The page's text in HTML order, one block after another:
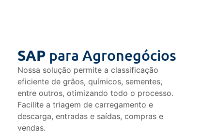
SAP para Agronegócios
Nossa solução permite a classificação
eficiente de grãos, químicos, sementes,
entre outros, otimizando todo o processo.
Facilite a triagem de carregamento e
descarga, entradas e saídas, compras e
vendas.